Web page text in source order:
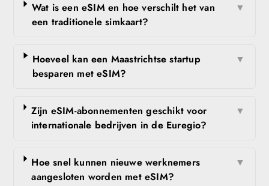
Wat is een eSIM en hoe verschilt het van
een traditionele simkaart?
▼
Hoeveel kan een Maastrichtse startup
besparen met eSIM?
▼
Zijn eSIM-abonnementen geschikt voor
internationale bedrijven in de Euregio?
▼
Hoe snel kunnen nieuwe werknemers
aangesloten worden met eSIM?
▼